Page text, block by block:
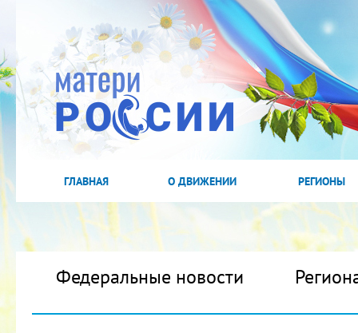
ГЛАВНАЯ О ДВИЖЕНИИ РЕГИОНЫ
Федеральные новости